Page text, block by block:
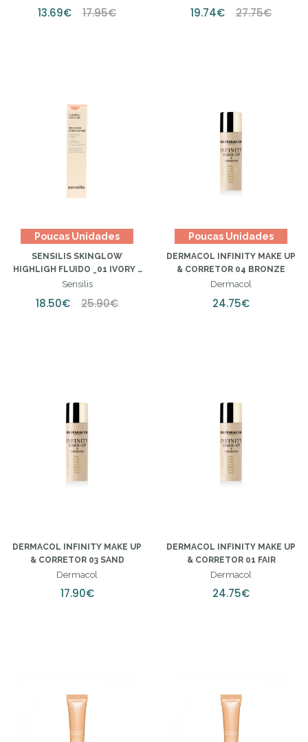
13.69€ 17.95€ 19.74€ 27.75€
Poucas Unidades
SENSILIS SKINGLOW
HIGHLIGH FLUIDO _01 IVORY -
4,5ML
Sensilis
18.50€ 25.90€
Poucas Unidades
DERMACOL INFINITY MAKE UP
& CORRETOR 04 BRONZE
Dermacol
24.75€
DERMACOL INFINITY MAKE UP
& CORRETOR 03 SAND
Dermacol
17.90€
DERMACOL INFINITY MAKE UP
& CORRETOR 01 FAIR
Dermacol
24.75€